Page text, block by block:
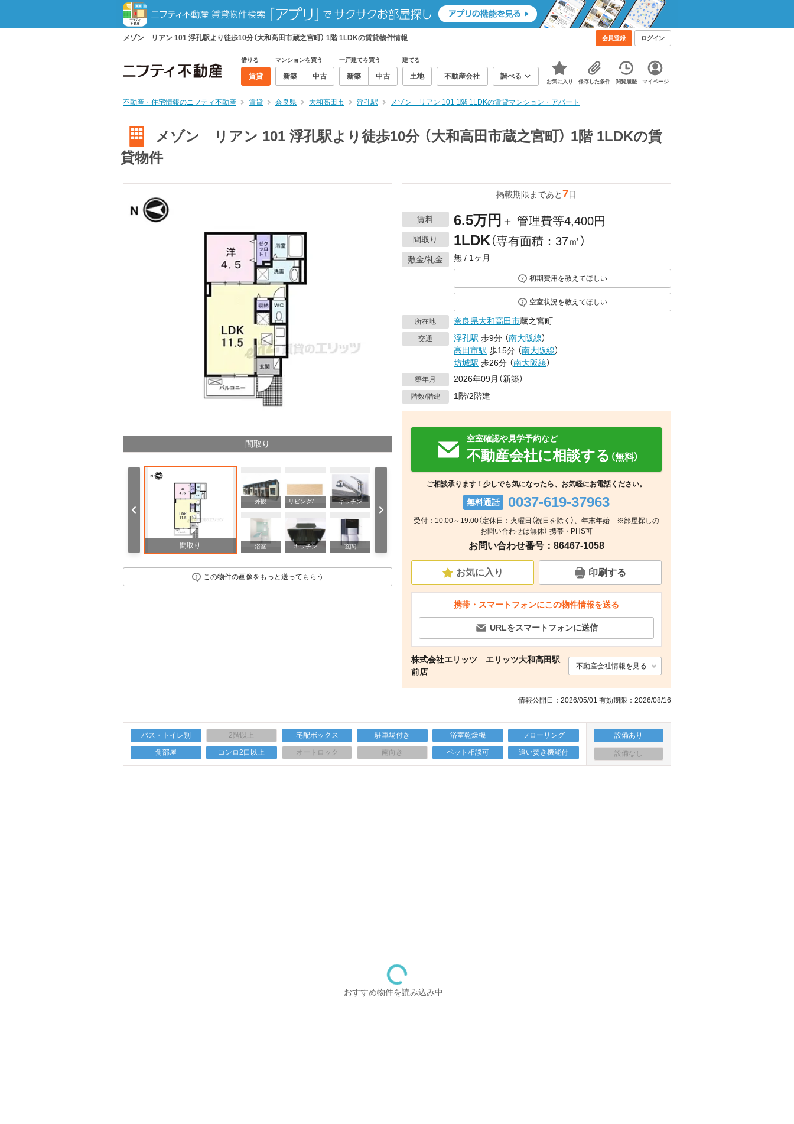
メゾン リアン 101 浮孔駅より徒歩10分（大和高田市蔵之宮町） 1階 1LDKの賃貸物件情報 会員登録 ログイン
借りる
賃貸
マンションを買う
新築 中古
一戸建てを買う
新築 中古
建てる
土地 不動産会社 調べる
お気に入り 保存した条件 閲覧履歴 マイページ
不動産・住宅情報のニフティ不動産 賃貸 奈良県 大和高田市 浮孔駅 メゾン リアン 101 1階 1LDKの賃貸マンション・アパート
メゾン リアン 101 浮孔駅より徒歩10分 （大和高田市蔵之宮町） 1階 1LDKの賃
貸物件
間取り
間取り
外観 リビング/ダイニング キッチン
浴室 キッチン 玄関 周辺
周辺 周辺
その他 その他
この物件の画像をもっと送ってもらう
掲載期限まであと7日
賃料 6.5万円 ＋ 管理費等4,400円
間取り 1LDK（専有面積：37㎡）
敷金/礼金 無 / 1ヶ月
初期費用を教えてほしい
空室状況を教えてほしい
所在地 奈良県大和高田市蔵之宮町
交通 浮孔駅 歩9分 （南大阪線）
高田市駅 歩15分 （南大阪線）
坊城駅 歩26分 （南大阪線）
築年月 2026年09月（新築）
階数/階建 1階/2階建
空室確認や見学予約など
不動産会社に相談する （無料）
ご相談承ります！少しでも気になったら、お気軽にお電話ください。
無料通話 0037-619-37963
受付：10:00～19:00（定休日：火曜日（祝日を除く）、年末年始 ※部屋探しの
お問い合わせは無休） 携帯・PHS可
お問い合わせ番号：86467-1058
お気に入り 印刷する
携帯・スマートフォンにこの物件情報を送る
URLをスマートフォンに送信
株式会社エリッツ エリッツ大和高田駅
前店
不動産会社情報を見る
情報公開日：2026/05/01 有効期限：2026/08/16
バス・トイレ別 2階以上 宅配ボックス 駐車場付き 浴室乾燥機 フローリング
角部屋 コンロ2口以上 オートロック 南向き ペット相談可 追い焚き機能付
設備あり
設備なし
おすすめ物件を読み込み中...